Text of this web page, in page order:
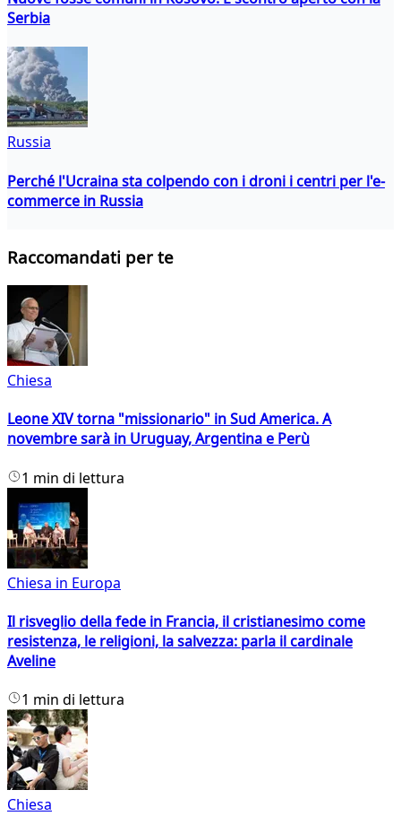
Serbia
Russia
Perché l'Ucraina sta colpendo con i droni i centri per l'e-
commerce in Russia
Raccomandati per te
Chiesa
Leone XIV torna "missionario" in Sud America. A
novembre sarà in Uruguay, Argentina e Perù
1 min di lettura
Chiesa in Europa
Il risveglio della fede in Francia, il cristianesimo come
resistenza, le religioni, la salvezza: parla il cardinale
Aveline
1 min di lettura
Chiesa